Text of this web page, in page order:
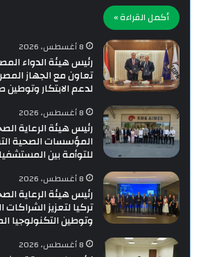
أكمل القراءة »
8 أغسطس، 2026
رئيس هيئة الدواء
تعاون مع الجهاز
لدعم الابتكار وتوطين
8 أغسطس، 2026
رئيس هيئة الرعاية
المؤسسات الصحية
للتوأمة بين
8 أغسطس، 2026
رئيس هيئة الرعاية
تركيا لتعزيز الشراكات
وتوطين التكنولوجيا
8 أغسطس، 2026